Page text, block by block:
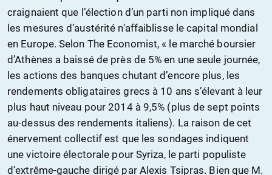
craignaient que l’élection d’un parti non impliqué dans
les mesures d’austérité n’affaiblisse le capital mondial
en Europe. Selon The Economist, « le marché boursier
d’Athènes a baissé de près de 5% en une seule journée,
les actions des banques chutant d’encore plus, les
rendements obligataires grecs à 10 ans s’élevant à leur
plus haut niveau pour 2014 à 9,5% (plus de sept points
au-dessus des rendements italiens). La raison de cet
énervement collectif est que les sondages indiquent
une victoire électorale pour Syriza, le parti populiste
d’extrême-gauche dirigé par Alexis Tsipras. Bien que M.